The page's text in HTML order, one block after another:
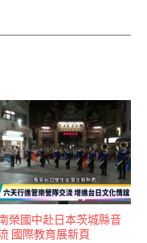
榮國中赴日本茨城縣音
國際教育展新頁